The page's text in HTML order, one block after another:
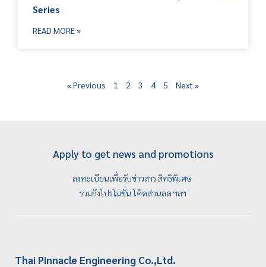
Series
READ MORE »
« Previous 1 2 3 4 5 Next »
Apply to get news and promotions
ลงทะเบียนเพื่อรับข่าวสาร สิทธิพิเศษ
รวมถึงโปรโมชั่น โค้ดส่วนลด ฯลฯ
Thai Pinnacle Engineering Co.,Ltd.